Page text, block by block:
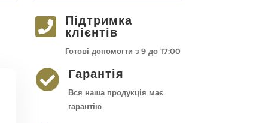

Підтримка
клієнтів
Готові допомогти з 9 до 17:00
 Гарантія
Вся наша продукція має
гарантію